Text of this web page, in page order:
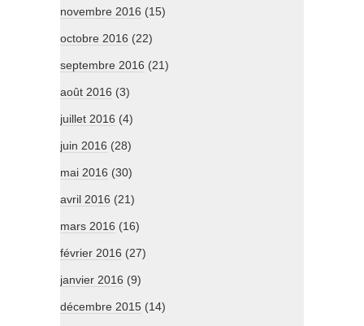
novembre 2016 (15)
octobre 2016 (22)
septembre 2016 (21)
août 2016 (3)
juillet 2016 (4)
juin 2016 (28)
mai 2016 (30)
avril 2016 (21)
mars 2016 (16)
février 2016 (27)
janvier 2016 (9)
décembre 2015 (14)